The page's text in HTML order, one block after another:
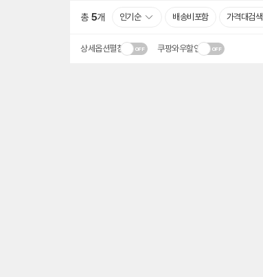
총 5개 인기순 배송비포함 가격대검색
상세옵션펼침 쿠팡와우할인